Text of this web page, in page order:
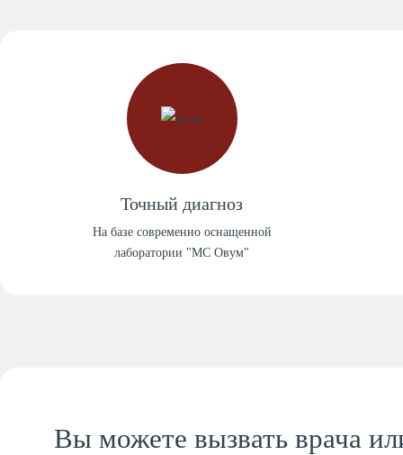
Точный диагноз
На базе современно оснащенной
лаборатории "МС Овум"
Вы можете вызвать врача